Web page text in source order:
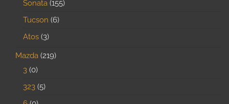
Sonata 155
Tucson 6
Atos 3
Mazda 219
3 0
323 5